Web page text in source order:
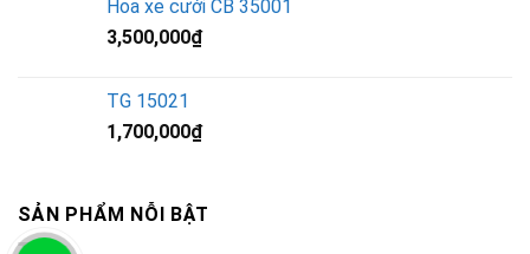
Hoa xe cưới CB 35001
3,500,000₫
TG 15021
1,700,000₫
SẢN PHẨM NỖI BẬT